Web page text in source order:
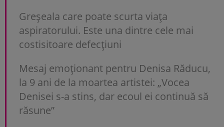
Greșeala care poate scurta viața
aspiratorului. Este una dintre cele mai
costisitoare defecțiuni
Mesaj emoționant pentru Denisa Răducu,
la 9 ani de la moartea artistei: „Vocea
Denisei s-a stins, dar ecoul ei continuă să
răsune”